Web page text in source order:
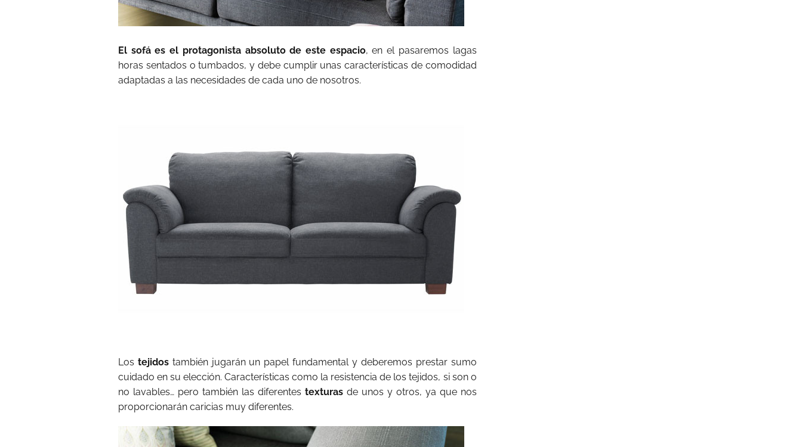
El sofá es el protagonista absoluto de este espacio, en el pasaremos lagas
horas sentados o tumbados, y debe cumplir unas características de comodidad
adaptadas a las necesidades de cada uno de nosotros.
Los tejidos también jugarán un papel fundamental y deberemos prestar sumo
cuidado en su elección. Características como la resistencia de los tejidos, si son o
no lavables… pero también las diferentes texturas de unos y otros, ya que nos
proporcionarán caricias muy diferentes.